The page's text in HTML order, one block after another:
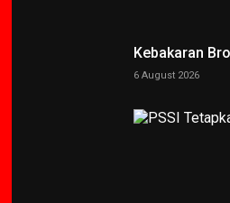
Kebakaran
6 August 2026